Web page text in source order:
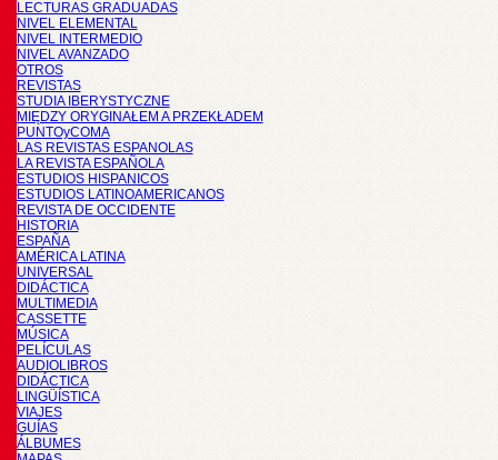
LECTURAS GRADUADAS
NIVEL ELEMENTAL
NIVEL INTERMEDIO
NIVEL AVANZADO
OTROS
REVISTAS
STUDIA IBERYSTYCZNE
MIĘDZY ORYGINAŁEM A PRZEKŁADEM
PUNTOyCOMA
LAS REVISTAS ESPANOLAS
LA REVISTA ESPAÑOLA
ESTUDIOS HISPANICOS
ESTUDIOS LATINOAMERICANOS
REVISTA DE OCCIDENTE
HISTORIA
ESPAÑA
AMÉRICA LATINA
UNIVERSAL
DIDÁCTICA
MULTIMEDIA
CASSETTE
MÚSICA
PELÍCULAS
AUDIOLIBROS
DIDÁCTICA
LINGÜÍSTICA
VIAJES
GUÍAS
ÁLBUMES